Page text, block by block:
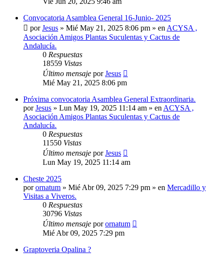
Convocatoria Asamblea General 16-Junio- 2025
porJesus » Mié May 21, 2025 8:06 pm » en ACYSA ,
Asociación Amigos Plantas Suculentas y Cactus de
Andalucía.
0 Respuestas
18559 Vistas
Último mensaje porJesus
Mié May 21, 2025 8:06 pm
Próxima convocatoria Asamblea General Extraordinaria.
porJesus » Lun May 19, 2025 11:14 am » en ACYSA ,
Asociación Amigos Plantas Suculentas y Cactus de
Andalucía.
0 Respuestas
11550 Vistas
Último mensaje porJesus
Lun May 19, 2025 11:14 am
Cheste 2025
porornatum » Mié Abr 09, 2025 7:29 pm » en Mercadillo y
Visitas a Viveros.
0 Respuestas
30796 Vistas
Último mensaje porornatum
Mié Abr 09, 2025 7:29 pm
Graptoveria Opalina ?